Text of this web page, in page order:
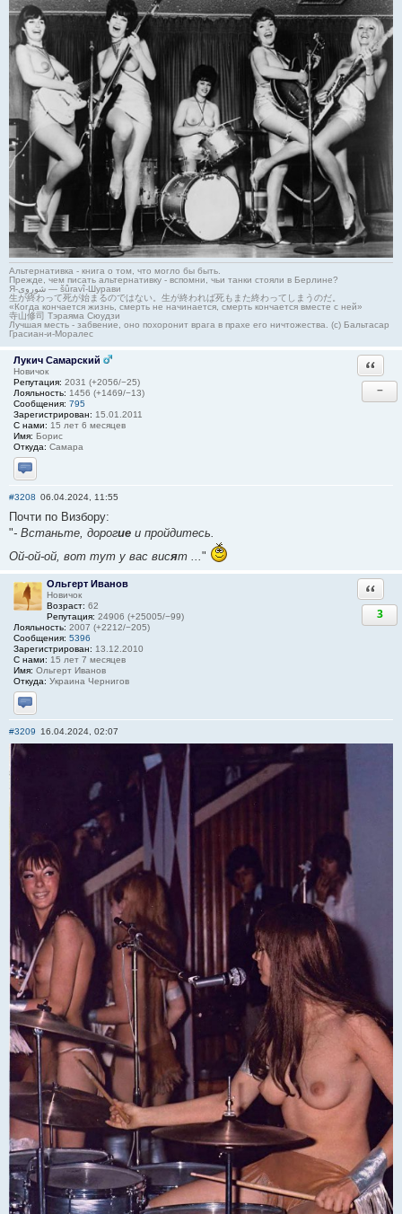
Альтернативка - книга о том, что могло бы быть.
Прежде, чем писать альтернативку - вспомни, чьи танки стояли в Берлине?
Я-شوروی — šûravî-Шурави
生が終わって死が始まるのではない。生が終われば死もまた終わってしまうのだ。
«Когда кончается жизнь, смерть не начинается, смерть кончается вместе с ней»
寺山修司 Тэраяма Сюудзи
Лучшая месть - забвение, оно похоронит врага в прахе его ничтожества. (с) Бальтасар
Грасиан-и-Моралес
Лукич Самарский
Новичок
Репутация: 2031 (+2056/−25)
Лояльность: 1456 (+1469/−13)
Сообщения: 795
Зарегистрирован: 15.01.2011
С нами: 15 лет 6 месяцев
Имя: Борис
Откуда: Самара
Отправить личное сообщение
−
#3208 06.04.2024, 11:55
Почти по Визбору:
"- Встаньте, дорогие и пройдитесь.
Ой-ой-ой, вот тут у вас висят ... "
Ольгерт Иванов
Новичок
Возраст: 62
Репутация: 24906 (+25005/−99)
Лояльность: 2007 (+2212/−205)
Сообщения: 5396
Зарегистрирован: 13.12.2010
С нами: 15 лет 7 месяцев
Имя: Ольгерт Иванов
Откуда: Украина Чернигов
Отправить личное сообщение
3
#3209 16.04.2024, 02:07